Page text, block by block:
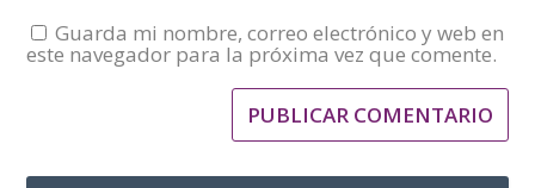
Guarda mi nombre, correo electrónico y web en
este navegador para la próxima vez que comente.